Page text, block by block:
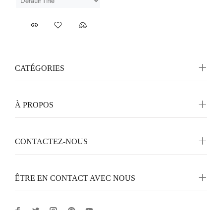
ÊTRE EN CONTACT AVEC NOUS
CATÉGORIES
À PROPOS
CONTACTEZ-NOUS